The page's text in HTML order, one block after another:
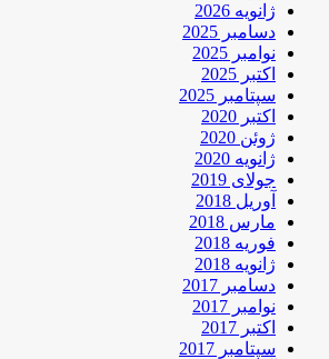
ژانویه 2026
دسامبر 2025
نوامبر 2025
اکتبر 2025
سپتامبر 2025
اکتبر 2020
ژوئن 2020
ژانویه 2020
جولای 2019
آوریل 2018
مارس 2018
فوریه 2018
ژانویه 2018
دسامبر 2017
نوامبر 2017
اکتبر 2017
سپتامبر 2017